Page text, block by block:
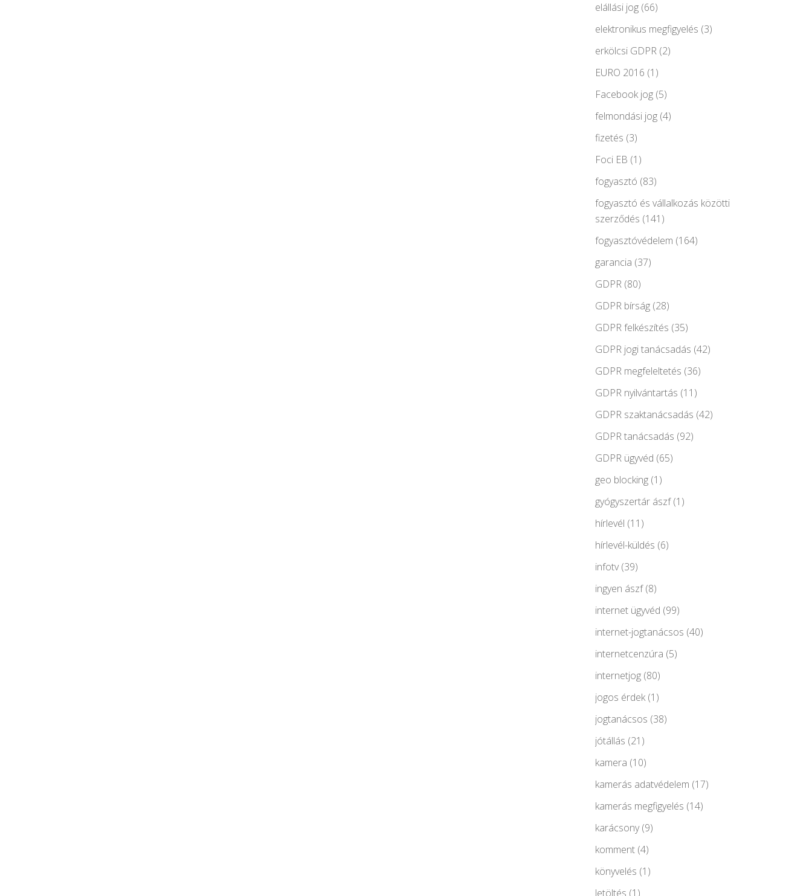
elállási jog(66)
elektronikus megfigyelés (3)
erkölcsi GDPR(2)
EURO 2016 (1)
Facebook jog(5)
felmondási jog(4)
fizetés (3)
Foci EB (1)
fogyasztó (83)
fogyasztó és vállalkozás közötti
szerződés (141)
fogyasztóvédelem (164)
garancia (37)
GDPR(80)
GDPR bírság(28)
GDPR felkészítés (35)
GDPR jogi tanácsadás (42)
GDPR megfeleltetés (36)
GDPR nyilvántartás (11)
GDPR szaktanácsadás (42)
GDPR tanácsadás (92)
GDPR ügyvéd (65)
geo blocking(1)
gyógyszertár ászf(1)
hírlevél (11)
hírlevél-küldés (6)
infotv(39)
ingyen ászf(8)
internet ügyvéd (99)
internet-jogtanácsos (40)
internetcenzúra (5)
internetjog(80)
jogos érdek(1)
jogtanácsos (38)
jótállás (21)
kamera (10)
kamerás adatvédelem (17)
kamerás megfigyelés (14)
karácsony(9)
komment(4)
könyvelés (1)
letöltés (1)